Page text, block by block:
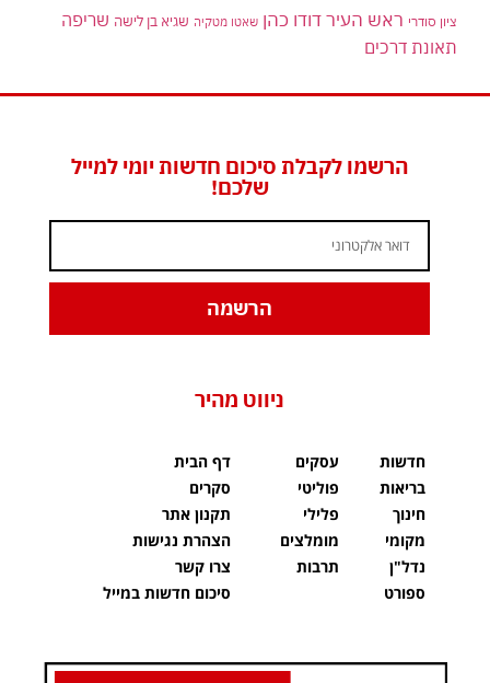
ציון סודרי ראש העיר דודו כהן שאטו מטקיה שגיא בן לישה שריפה
תאונת דרכים
הרשמו לקבלת סיכום חדשות יומי למייל
שלכם!
הרשמה
ניווט מהיר
חדשות
בריאות
חינוך
מקומי
נדל"ן
ספורט
עסקים
פוליטי
פלילי
מומלצים
תרבות
דף הבית
סקרים
תקנון אתר
הצהרת נגישות
צרו קשר
סיכום חדשות במייל